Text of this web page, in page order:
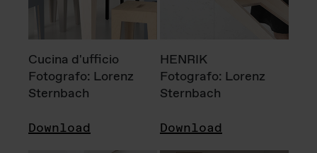
Cucina d'ufficio
Fotografo: Lorenz
Sternbach
Download
HENRIK
Fotografo: Lorenz
Sternbach
Download